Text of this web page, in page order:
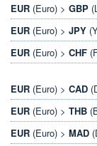
EUR (Euro) > GBP
EUR (Euro) > JPY
EUR (Euro) > CHF
EUR (Euro) > CAD
EUR (Euro) > THB
EUR (Euro) > MAD